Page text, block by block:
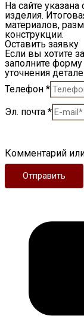
На сайте
изделия.
материалов,
конструкции.
Оставить заявку
Если вы хотите
заполните
уточнения
Телефон *
Эл. почта *
Комментарий
Отправить